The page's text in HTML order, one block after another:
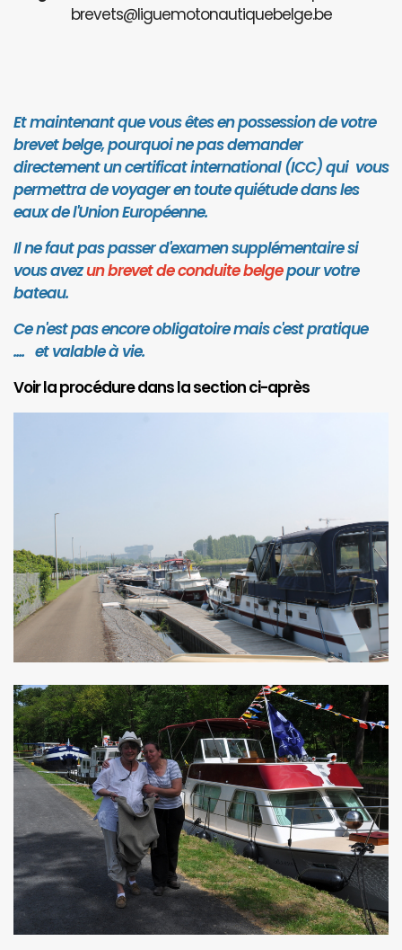
brevets@liguemotonautiquebelge.be
Et maintenant que vous êtes en possession de votre
brevet belge, pourquoi ne pas demander
directement un certificat international (ICC) qui vous
permettra de voyager en toute quiétude dans les
eaux de l'Union Européenne.
Il ne faut pas passer d'examen supplémentaire si
vous avezun brevet de conduite belgepour votre
bateau.
Ce n'est pas encore obligatoire mais c'est pratique
.... et valable à vie.
Voir la procédure dans la section ci-après